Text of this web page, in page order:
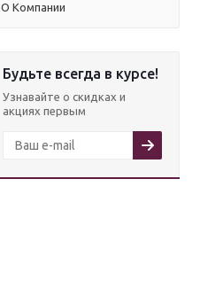
О Компании
Будьте всегда в курсе!
Узнавайте о скидках и
акциях первым